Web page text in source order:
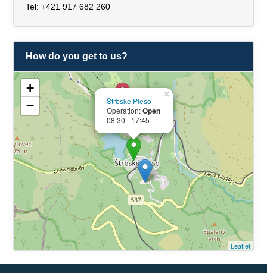
Tel: +421 917 682 260
How do you get to us?
Štrbské Pleso
Operation:Open
08:30 - 17:45
×
+
−
Leaflet